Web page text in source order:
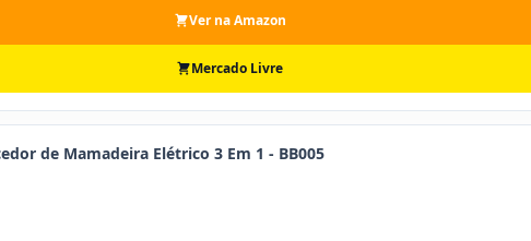
Ver na Amazon
Mercado Livre
de Mamadeira Elétrico 3 Em 1 - BB005